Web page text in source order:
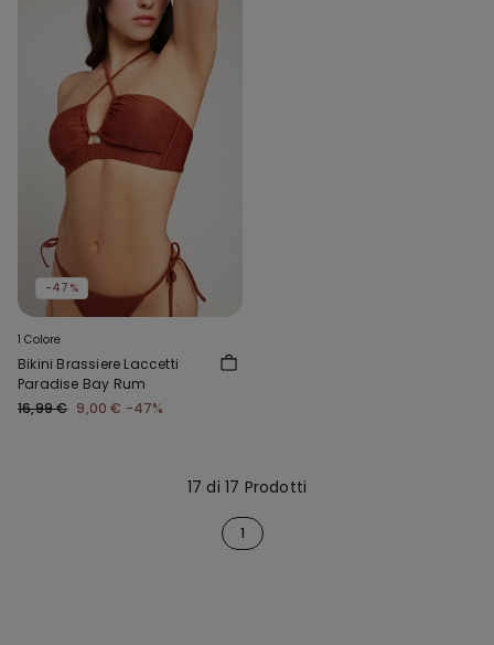
-47%
1 Colore
Bikini Brassiere Laccetti
Paradise Bay Rum
16,99 € 9,00 € -47%
17 di 17 Prodotti
1